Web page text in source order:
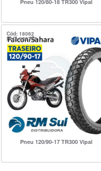
Pneu 120/80-18 TR300 Vipal
Cód: 18062
Ref.: 920708
Pneu 120/90-17 TR300 Vipal